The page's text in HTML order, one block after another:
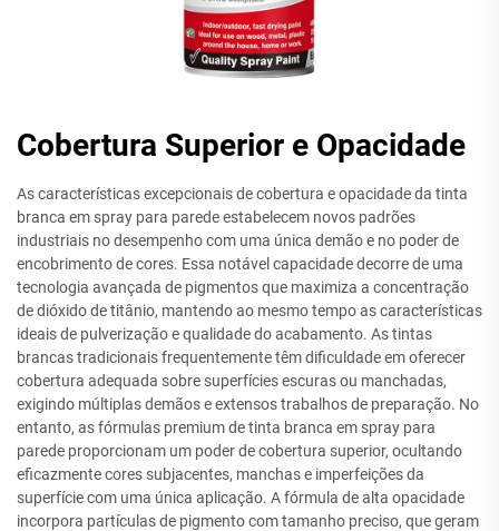
Cobertura Superior e Opacidade
As características excepcionais de cobertura e opacidade da tinta
branca em spray para parede estabelecem novos padrões
industriais no desempenho com uma única demão e no poder de
encobrimento de cores. Essa notável capacidade decorre de uma
tecnologia avançada de pigmentos que maximiza a concentração
de dióxido de titânio, mantendo ao mesmo tempo as características
ideais de pulverização e qualidade do acabamento. As tintas
brancas tradicionais frequentemente têm dificuldade em oferecer
cobertura adequada sobre superfícies escuras ou manchadas,
exigindo múltiplas demãos e extensos trabalhos de preparação. No
entanto, as fórmulas premium de tinta branca em spray para
parede proporcionam um poder de cobertura superior, ocultando
eficazmente cores subjacentes, manchas e imperfeições da
superfície com uma única aplicação. A fórmula de alta opacidade
incorpora partículas de pigmento com tamanho preciso, que geram